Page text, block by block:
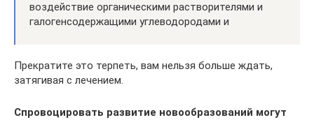
воздействие органическими растворителями и
галогенсодержащими углеводородами и
Прекратите это терпеть, вам нельзя больше ждать,
затягивая с лечением.
Спровоцировать развитие новообразований могут